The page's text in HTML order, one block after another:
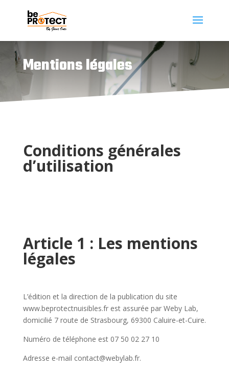
Mentions légales
Conditions générales
d’utilisation
Article 1 : Les mentions
légales
L’édition et la direction de la publication du site
www.beprotectnuisibles.fr est assurée par Weby Lab,
domicilié 7 route de Strasbourg, 69300 Caluire-et-Cuire.
Numéro de téléphone est 07 50 02 27 10
Adresse e-mail contact@webylab.fr.